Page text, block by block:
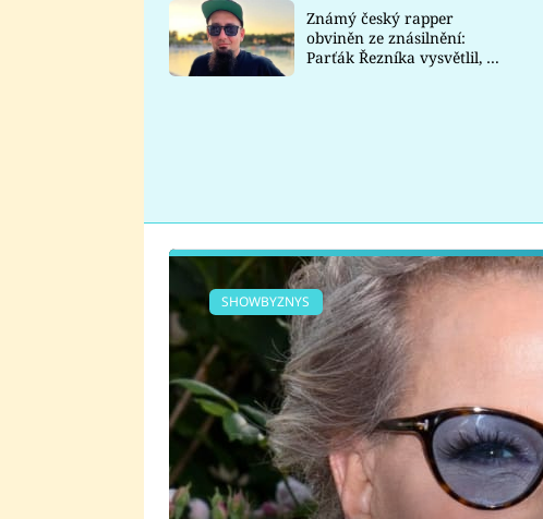
Známý český rapper
obviněn ze znásilnění:
Parťák Řezníka vysvětlil, co
SHOWBYZNYS